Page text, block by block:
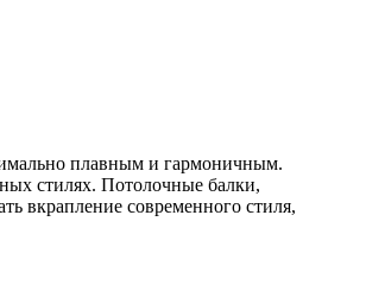
плавным и гармоничным.
стилях. Потолочные балки,
вкрапление современного стиля,